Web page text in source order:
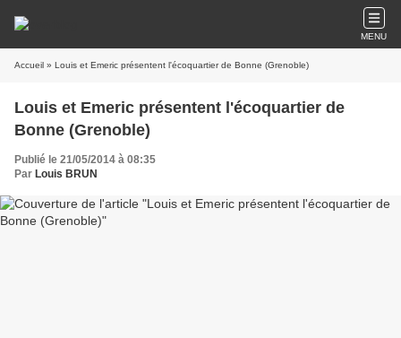
MENU
Accueil » Louis et Emeric présentent l'écoquartier de Bonne (Grenoble)
Louis et Emeric présentent l'écoquartier de
Bonne (Grenoble)
Publié le 21/05/2014 à 08:35
Par Louis BRUN